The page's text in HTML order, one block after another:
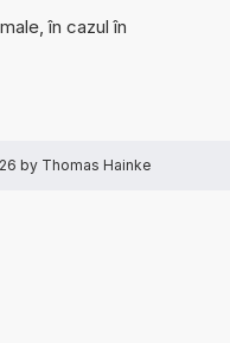
în cazul în
by Thomas Hainke